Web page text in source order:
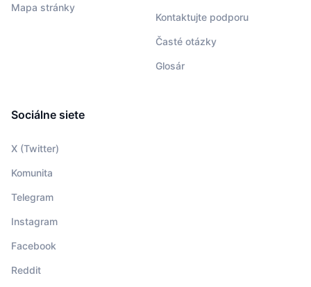
Mapa stránky
Kontaktujte podporu
Časté otázky
Glosár
Sociálne siete
X (Twitter)
Komunita
Telegram
Instagram
Facebook
Reddit